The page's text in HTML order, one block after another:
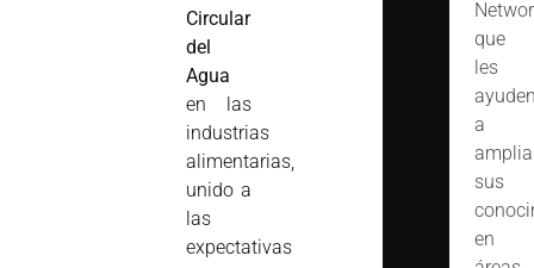
Circular
del
Agua
en las
industrias
alimentarias,
unido a
las
expectativas
que
les
a
sus
en